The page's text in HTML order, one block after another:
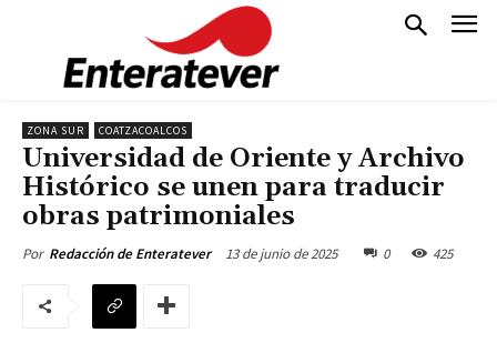
ZONA SUR COATZACOALCOS
Universidad de Oriente y Archivo
Histórico se unen para traducir
obras patrimoniales
Por Redacción de Enteratever 13 de junio de 2025 0 425